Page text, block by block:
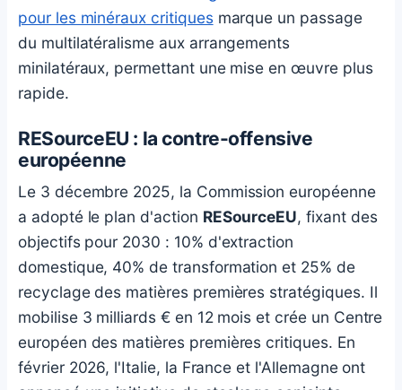
pour les minéraux critiques marque un passage
du multilatéralisme aux arrangements
minilatéraux, permettant une mise en œuvre plus
rapide.
RESourceEU : la contre-offensive
européenne
Le 3 décembre 2025, la Commission européenne
a adopté le plan d'action RESourceEU, fixant des
objectifs pour 2030 : 10% d'extraction
domestique, 40% de transformation et 25% de
recyclage des matières premières stratégiques. Il
mobilise 3 milliards € en 12 mois et crée un Centre
européen des matières premières critiques. En
février 2026, l'Italie, la France et l'Allemagne ont